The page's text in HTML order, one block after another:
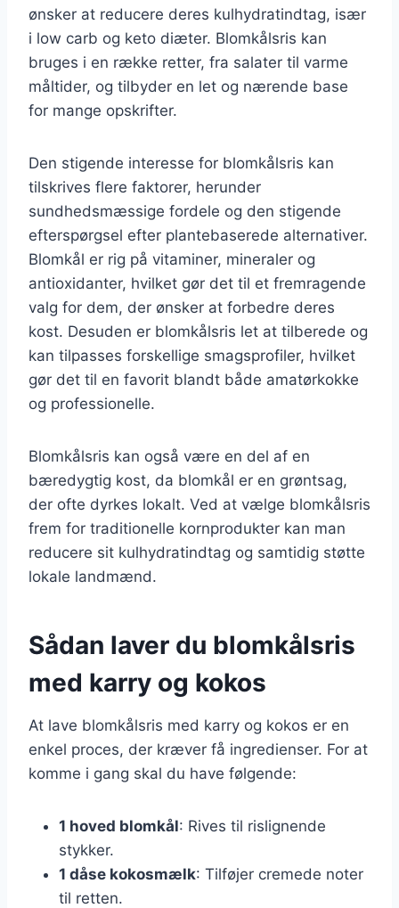
ønsker at reducere deres kulhydratindtag, især
i low carb og keto diæter. Blomkålsris kan
bruges i en række retter, fra salater til varme
måltider, og tilbyder en let og nærende base
for mange opskrifter.
Den stigende interesse for blomkålsris kan
tilskrives flere faktorer, herunder
sundhedsmæssige fordele og den stigende
efterspørgsel efter plantebaserede alternativer.
Blomkål er rig på vitaminer, mineraler og
antioxidanter, hvilket gør det til et fremragende
valg for dem, der ønsker at forbedre deres
kost. Desuden er blomkålsris let at tilberede og
kan tilpasses forskellige smagsprofiler, hvilket
gør det til en favorit blandt både amatørkokke
og professionelle.
Blomkålsris kan også være en del af en
bæredygtig kost, da blomkål er en grøntsag,
der ofte dyrkes lokalt. Ved at vælge blomkålsris
frem for traditionelle kornprodukter kan man
reducere sit kulhydratindtag og samtidig støtte
lokale landmænd.
Sådan laver du blomkålsris
med karry og kokos
At lave blomkålsris med karry og kokos er en
enkel proces, der kræver få ingredienser. For at
komme i gang skal du have følgende:
1 hoved blomkål: Rives til rislignende
stykker.
1 dåse kokosmælk: Tilføjer cremede noter
til retten.